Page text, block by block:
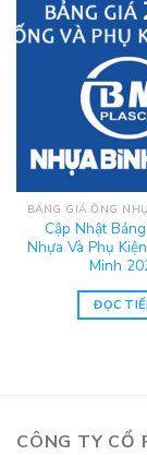
Cập Nhật
Nhựa Và Phụ
Minh
ĐỌC
CÔNG TY CỔ